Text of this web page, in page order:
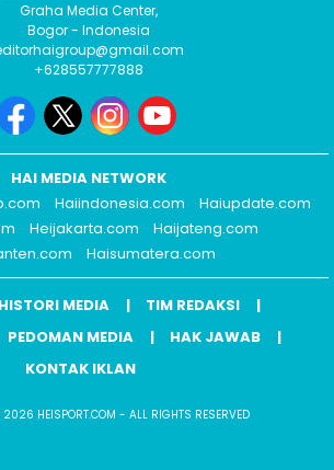
Graha Media Center,
Bogor - Indonesia
+628557777888
HAI MEDIA NETWORK
Haiindonesia.com
Haiupdate.com
Heijakarta.com
Haijateng.com
Haisumatera.com
HISTORI MEDIA
TIM REDAKSI
PEDOMAN MEDIA
HAK JAWAB
KONTAK IKLAN
2026 HEISPORT.COM - ALL RIGHTS RESERVED